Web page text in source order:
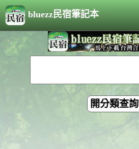
bluezz民宿筆記本
開分類查詢